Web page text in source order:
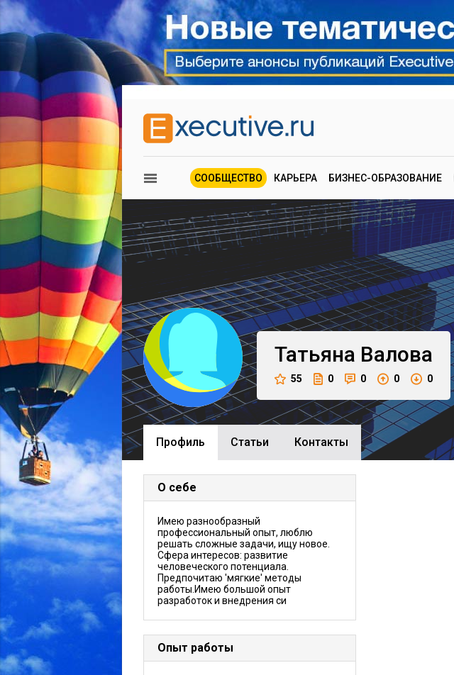
СООБЩЕСТВО КАРЬЕРА БИЗНЕС-ОБРАЗОВАНИЕ
Татьяна Валова
55 0 0 0 0
Профиль Cтатьи Контакты
О себе
Имею разнообразный
профессиональный опыт, люблю
решать сложные задачи, ищу новое.
Сфера интересов: развитие
человеческого потенциала.
Предпочитаю 'мягкие' методы
работы.Имею большой опыт
разработок и внедрения си
Опыт работы